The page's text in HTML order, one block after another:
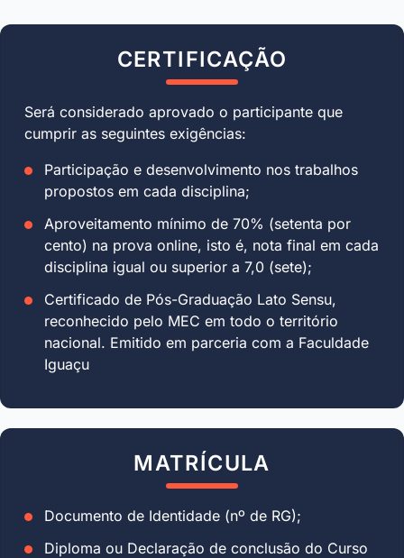
CERTIFICAÇÃO
Será considerado aprovado o participante que
cumprir as seguintes exigências:
Participação e desenvolvimento nos trabalhos
propostos em cada disciplina;
Aproveitamento mínimo de 70% (setenta por
cento) na prova online, isto é, nota final em cada
disciplina igual ou superior a 7,0 (sete);
Certificado de Pós-Graduação Lato Sensu,
reconhecido pelo MEC em todo o território
nacional. Emitido em parceria com a Faculdade
Iguaçu
MATRÍCULA
Documento de Identidade (nº de RG);
Diploma ou Declaração de conclusão do Curso